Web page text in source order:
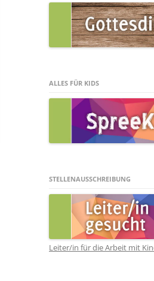
ALLES FÜR KIDS
STELLENAUSSCHREIBUNG
Leiter/in für die Arbeit mit